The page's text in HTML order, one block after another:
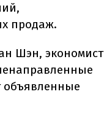
продаж.
Шэн, экономист
объявленные